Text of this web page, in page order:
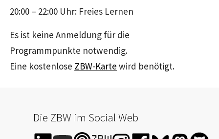
20:00 – 22:00 Uhr: Freies Lernen
Es ist keine Anmeldung für die
Programmpunkte notwendig.
Eine kostenlose ZBW-Karte wird benötigt.
Die ZBW im Social Web